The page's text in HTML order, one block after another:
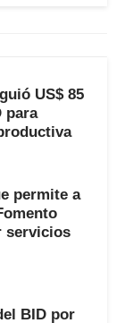
US$ 85
para
permite a
servicios
BID por